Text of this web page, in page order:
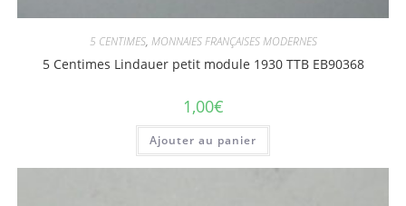
5 CENTIMES, MONNAIES FRANÇAISES MODERNES
5 Centimes Lindauer petit module 1930 TTB EB90368
1,00€
Ajouter au panier